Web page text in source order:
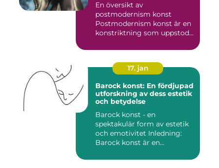
En översikt av
postmodernism konst
Postmodernism konst är en
konstriktning som uppstod
17. jan
Barock konst: En fördjupad
utforskning av dess estetik
och betydelse
Barock konst - en
spektakulär form av estetik
och emotivitet Inledning:
Barock konst är en